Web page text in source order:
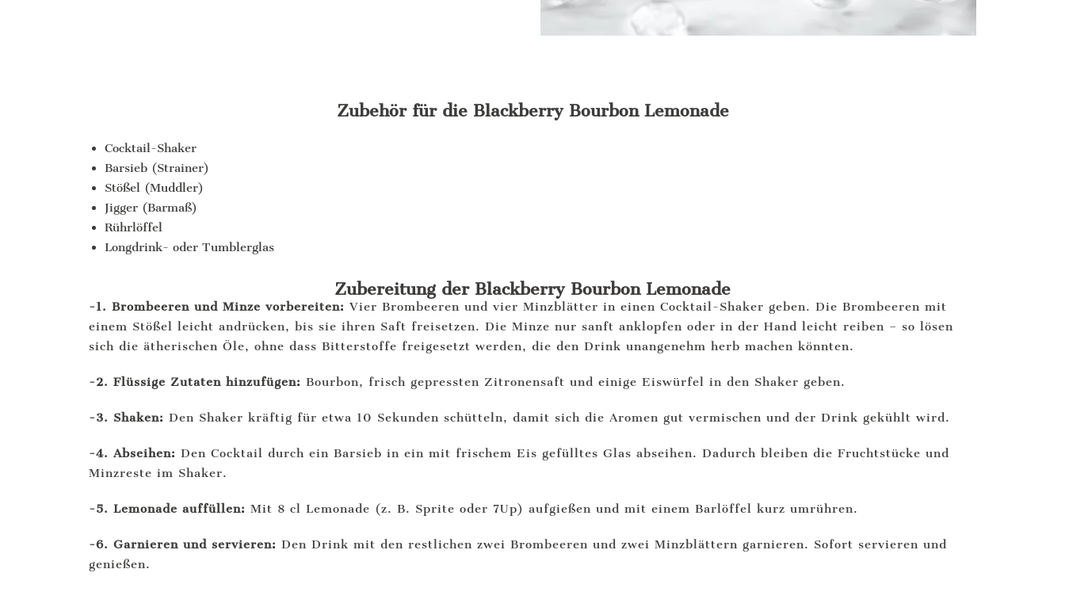
Zubehör für die Blackberry Bourbon Lemonade
Cocktail-Shaker
Barsieb (Strainer)
Stößel (Muddler)
Jigger (Barmaß)
Rührlöffel
Longdrink- oder Tumblerglas
Zubereitung der Blackberry Bourbon Lemonade
-1. Brombeeren und Minze vorbereiten: Vier Brombeeren und vier Minzblätter in einen Cocktail-Shaker geben. Die Brombeeren mit
einem Stößel leicht andrücken, bis sie ihren Saft freisetzen. Die Minze nur sanft anklopfen oder in der Hand leicht reiben – so lösen
sich die ätherischen Öle, ohne dass Bitterstoffe freigesetzt werden, die den Drink unangenehm herb machen könnten.
-2. Flüssige Zutaten hinzufügen: Bourbon, frisch gepressten Zitronensaft und einige Eiswürfel in den Shaker geben.
-3. Shaken: Den Shaker kräftig für etwa 10 Sekunden schütteln, damit sich die Aromen gut vermischen und der Drink gekühlt wird.
-4. Abseihen: Den Cocktail durch ein Barsieb in ein mit frischem Eis gefülltes Glas abseihen. Dadurch bleiben die Fruchtstücke und
Minzreste im Shaker.
-5. Lemonade auffüllen: Mit 8 cl Lemonade (z. B. Sprite oder 7Up) aufgießen und mit einem Barlöffel kurz umrühren.
-6. Garnieren und servieren: Den Drink mit den restlichen zwei Brombeeren und zwei Minzblättern garnieren. Sofort servieren und
genießen.